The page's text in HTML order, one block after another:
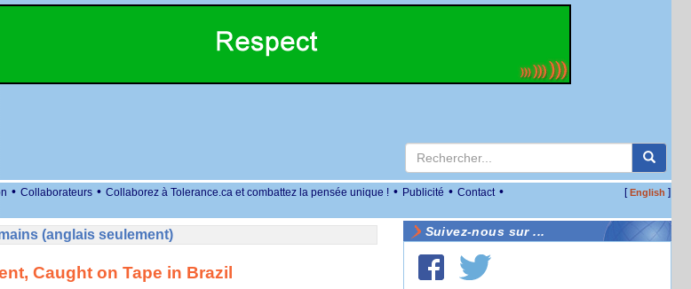
• Collaborateurs • Collaborez à Tolerance.ca et combattez la pensée unique ! • Publicité • Contact • [English ]
(anglais seulement)
Caught on Tape in Brazil
Suivez-nous sur ...